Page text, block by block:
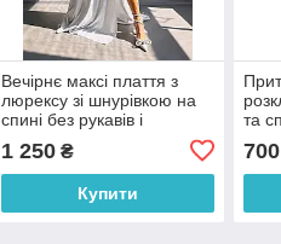
Вечірнє максі плаття з
люрексу зі шнурівкою на
спині без рукавів і
розрізом на нозі (р. S, M)
66035416Е
1 250₴
Купити
та
700